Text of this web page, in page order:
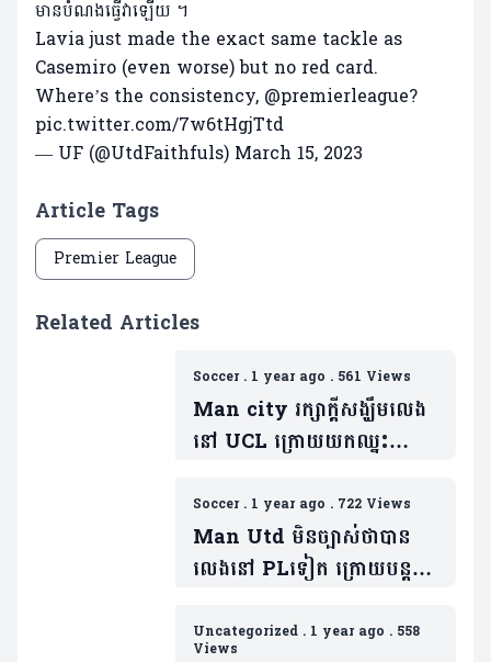
មានបំណងធ្វើវាឡើយ ។
Lavia just made the exact same tackle as
Casemiro (even worse) but no red card.
Where’s the consistency, @premierleague?
pic.twitter.com/7w6tHgjTtd
— UF (@UtdFaithfuls) March 15, 2023
Article Tags
Premier League
Related Articles
Soccer. 1 year ago . 561 Views
Man city រក្សាក្តីសង្ឃឹមលេង
នៅ UCL​ ក្រោយយកឈ្នះ
វីដេអូ)
Soccer. 1 year ago . 722 Views
Man Utd មិនច្បាស់ថាបាន
លេងនៅ ​PLទៀត ក្រោយបន្ត
Uncategorized . 1 year ago . 558
Views